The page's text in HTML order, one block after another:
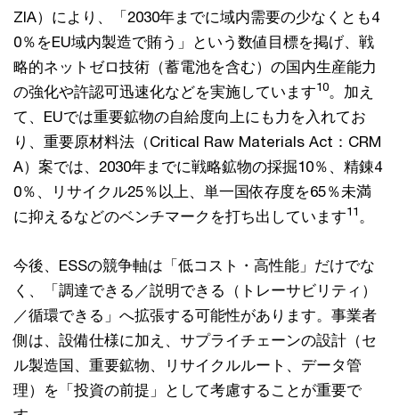
ZIA）により、「2030年までに域内需要の少なくとも4
0％をEU域内製造で賄う」という数値目標を掲げ、戦
略的ネットゼロ技術（蓄電池を含む）の国内生産能力
の強化や許認可迅速化などを実施しています10。加え
て、EUでは重要鉱物の自給度向上にも力を入れてお
り、重要原材料法（Critical Raw Materials Act：CRM
A）案では、2030年までに戦略鉱物の採掘10％、精錬4
0％、リサイクル25％以上、単一国依存度を65％未満
に抑えるなどのベンチマークを打ち出しています11。
今後、ESSの競争軸は「低コスト・高性能」だけでな
く、「調達できる／説明できる（トレーサビリティ）
／循環できる」へ拡張する可能性があります。事業者
側は、設備仕様に加え、サプライチェーンの設計（セ
ル製造国、重要鉱物、リサイクルルート、データ管
理）を「投資の前提」として考慮することが重要で